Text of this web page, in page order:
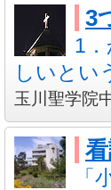
3
1
しいとい
玉川聖学院
「